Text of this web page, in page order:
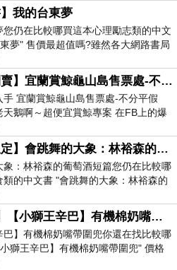
】我的台東夢
您仍在比較哪買這本心理勵志類的中文
夢" 售價最超值嗎?雖然各大網路書局
【今日開賣】宜蘭賞鯨龜山島售票處-不分平假日！我的老天鵝啊～超便宜賞鯨專案$折扣$
手 宜蘭賞鯨龜山島售票處-不分平假
天鵝啊～超便宜賞鯨專案 在FB上的爆
【一日限定】會跳舞的大象：林裕森的葡萄酒短篇
象：林裕森的葡萄酒短篇您仍在比較哪
類的中文書 "會跳舞的大象：林裕森的
【9甘心】【小獅王辛巴】有機棉奶嘴帶圍兜@E@@E@
巴】有機棉奶嘴帶圍兜你還在找比較哪
獅王辛巴】有機棉奶嘴帶圍兜" 價格